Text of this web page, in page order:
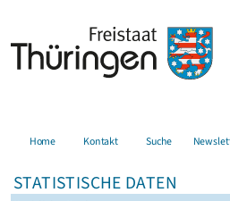
Home Kontakt Suche
STATISTISCHE DATEN